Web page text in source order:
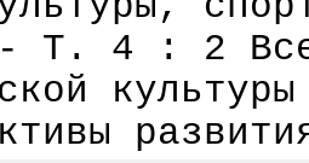
Т. 4 : 2